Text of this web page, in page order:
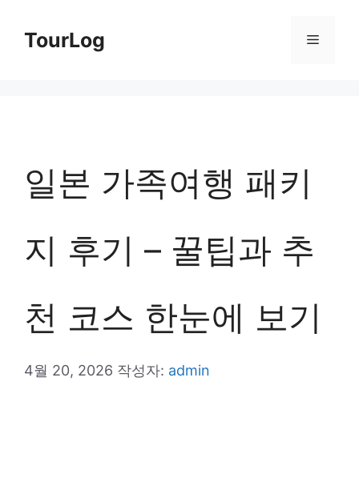
TourLog 메
일본 가족여행 패키
지 후기 – 꿀팁과 추
천 코스 한눈에 보기
4월 20, 2026 작성자: admin